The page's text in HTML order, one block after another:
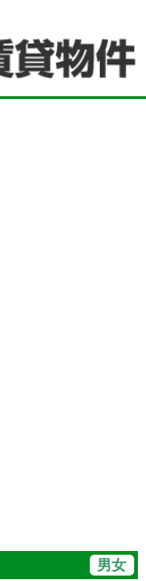
男女